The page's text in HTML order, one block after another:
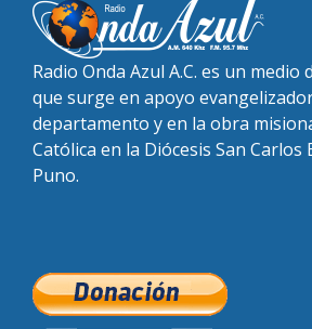
Radio Onda Azul A.C. es un medio
que surge en apoyo
departamento y en la obra
Católica en la Diócesis San
Puno.